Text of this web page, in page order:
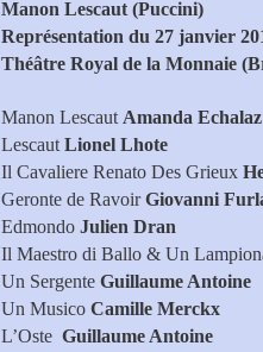
Manon Lescaut (Puccini)
Représentation du 27 janvier
Théâtre Royal de la Monnaie
Manon Lescaut Amanda Echalaz
Lescaut Lionel Lhote
Il Cavaliere Renato Des Grieux
Geronte de RavoirGiovanni
Edmondo Julien Dran
Il Maestro di Ballo & Un
Un Sergente Guillaume Antoine
Un Musico Camille Merckx
L’Oste Guillaume Antoine